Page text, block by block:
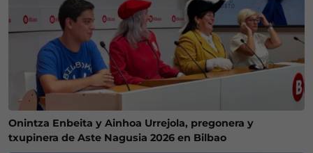
Onintza Enbeita y Ainhoa Urrejola, pregonera y
txupinera de Aste Nagusia 2026 en Bilbao